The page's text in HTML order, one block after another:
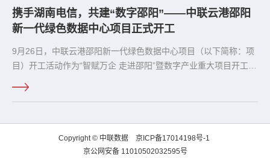
携手湖南电信，共建“数字邵阳”——中联云港邵阳
新一代绿色数据中心项目正式开工
9月26日，中联云港邵阳新一代绿色数据中心项目（以下简称：项
目）开工活动作为“智赋万企 走进邵阳”暨数字产业重大项目开工签
中科院大数据挖掘与知识管理重点实验室主任石勇，邵阳市委副书
Copyright © 中联数据 京ICP备17014198号-1
京公网安备 11010502032595号